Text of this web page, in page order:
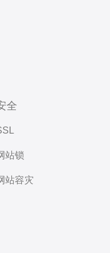
全
站锁
站容灾